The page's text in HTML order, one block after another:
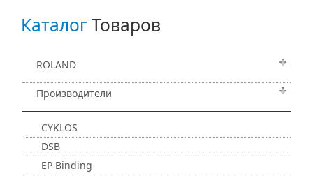
КаталогТоваров
ROLAND
Производители
CYKLOS
DSB
EP Binding